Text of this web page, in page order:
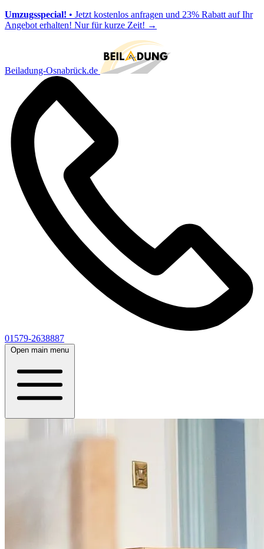
Umzugsspecial! • Jetzt kostenlos anfragen und 23% Rabatt auf Ihr
Angebot erhalten! Nur für kurze Zeit! →
Beiladung-Osnabrück.de
01579-2638887
Open main menu